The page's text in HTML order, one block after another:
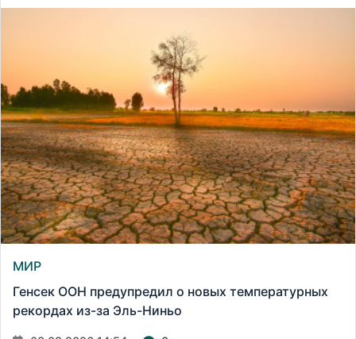
МИР
Генсек ООН предупредил о новых температурных
рекордах из-за Эль-Ниньо